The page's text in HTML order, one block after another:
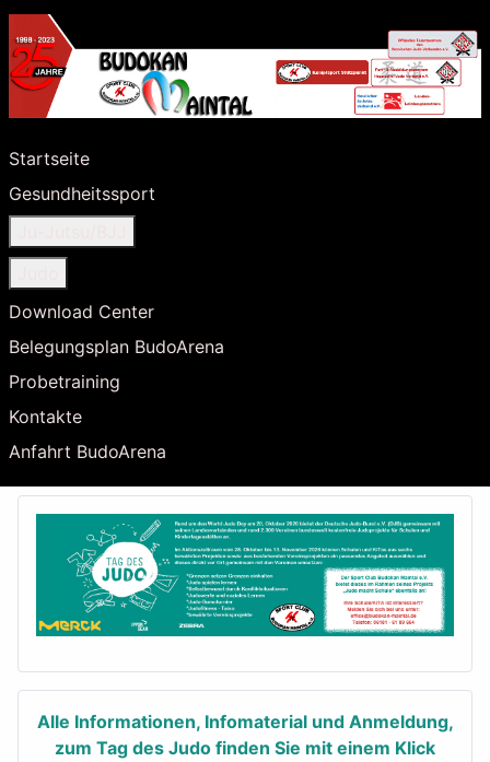
Startseite
Gesundheitssport
Download Center
Belegungsplan BudoArena
Probetraining
Kontakte
Anfahrt BudoArena
Alle Informationen, Infomaterial und Anmeldung,
zum Tag des Judo finden Sie mit einem Klick